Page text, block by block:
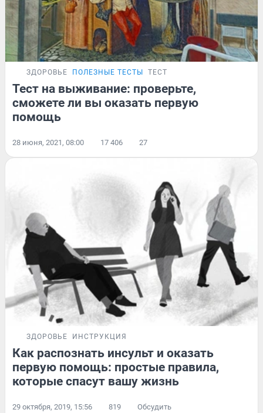
ЗДОРОВЬЕ ПОЛЕЗНЫЕ ТЕСТЫ ТЕСТ
Тест на выживание: проверьте,
сможете ли вы оказать первую
помощь
28 июня, 2021, 08:00 17 406 27
ЗДОРОВЬЕ ИНСТРУКЦИЯ
Как распознать инсульт и оказать
первую помощь: простые правила,
которые спасут вашу жизнь
29 октября, 2019, 15:56 819 Обсудить